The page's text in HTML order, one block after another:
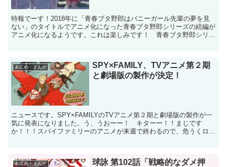
特報でーす！2018年に「青春ブタ野郎はバニーガール先輩の夢を見
ない」のタイトルでアニメ化になった青春ブタ野郎シリーズの続編が
アニメ化になるようです。これは楽しみです！ 青春ブタ野郎シリー
あにめ・まんが
SPY×FAMILY、TVアニメ第２期
と劇場版の製作が決定！
ニュースです。SPY×FAMILYのTVアニメ第２期と劇場版の製作が一
気に発表になりました。う、うおーー！ キターー！！まじです
か！！！スパイファミリーのアニメが来週で終わるので、危うくロス
あにめ・まんが
球詠 第102話「戦略的なダメ押